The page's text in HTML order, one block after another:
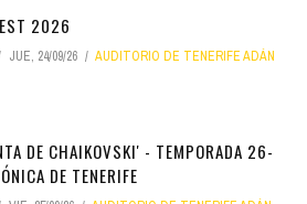
2026
JUE, 24/09/26
AUDITORIO DE TENERIFE ADÁN
DE CHAIKOVSKI' - TEMPORADA 26-
DE TENERIFE